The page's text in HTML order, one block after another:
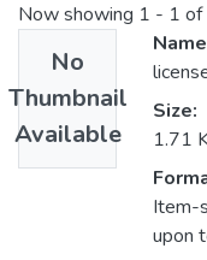
Now showing 1 - 1 of
No
Thumbnail
Available
Size:
1.71
Item-
upon